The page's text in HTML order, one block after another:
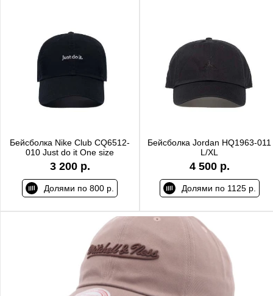
Бейсболка Nike Club CQ6512-
010 Just do it One size
3 200 р.
Долями по 800 р.
Бейсболка Jordan HQ1963-011
L/XL
4 500 р.
Долями по 1125 р.